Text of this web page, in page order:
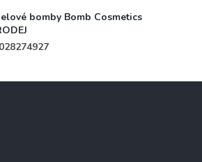
bomby Bomb Cosmetics